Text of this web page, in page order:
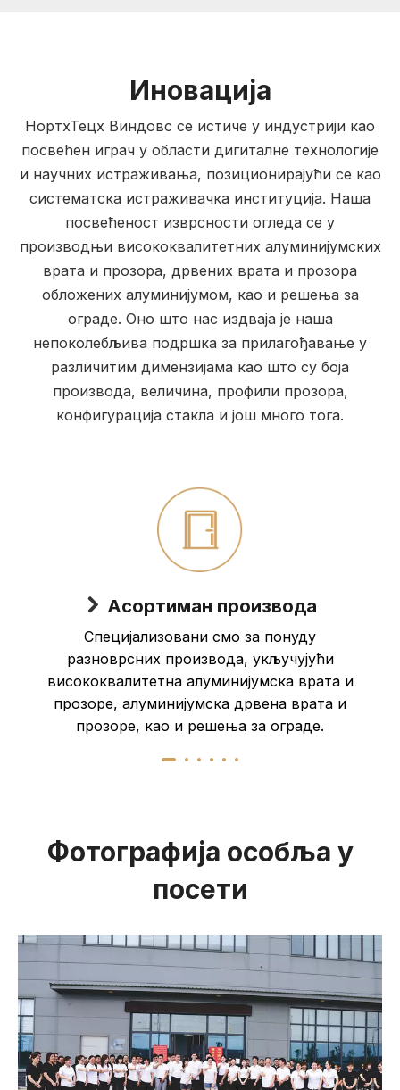
Иновација
НортхТецх Виндовс се истиче у индустрији као
посвећен играч у области дигиталне технологије
и научних истраживања, позиционирајући се као
систематска истраживачка институција. Наша
посвећеност изврсности огледа се у
производњи висококвалитетних алуминијумских
врата и прозора, дрвених врата и прозора
обложених алуминијумом, као и решења за
ограде. Оно што нас издваја је наша
непоколебљива подршка за прилагођавање у
различитим димензијама као што су боја
производа, величина, профили прозора,
конфигурација стакла и још много тога.
Асортиман производа
Специјализовани смо за понуду
разноврсних производа, укључујући
висококвалитетна алуминијумска врата и
прозоре, алуминијумска дрвена врата и
прозоре, као и решења за ограде.
Фотографија особља у
посети